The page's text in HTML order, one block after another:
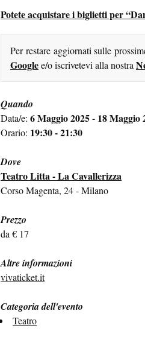
Potete acquistare i biglietti per
Per restare aggiornati sulle
Googlee/o iscrivetevi alla nostra
Quando
Data/e: 6 Maggio 2025 - 18 Maggio
Orario: 19:30 - 21:30
Dove
Teatro Litta - La Cavallerizza
Corso Magenta, 24 - Milano
Prezzo
da € 17
Altre informazioni
vivaticket.it
Categoria dell'evento
Teatro